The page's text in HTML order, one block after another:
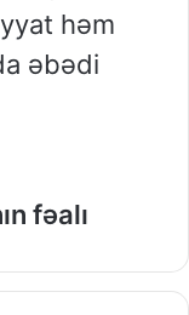
həm
əbədi
fəalı